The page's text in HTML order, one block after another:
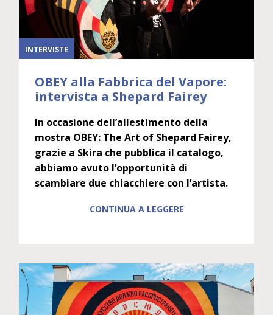
INTERVISTE
OBEY alla Fabbrica del Vapore:
intervista a Shepard Fairey
In occasione dell’allestimento della
mostra OBEY: The Art of Shepard Fairey,
grazie a Skira che pubblica il catalogo,
abbiamo avuto l’opportunità di
scambiare due chiacchiere con l’artista.
CONTINUA A LEGGERE